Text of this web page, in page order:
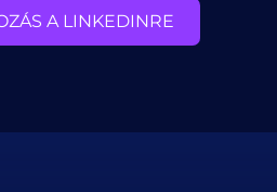
A LINKEDINRE